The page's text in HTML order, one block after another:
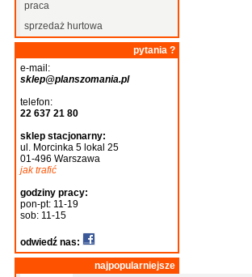
praca
sprzedaż hurtowa
pytania ?
e-mail:
sklep@planszomania.pl
telefon:
22 637 21 80
sklep stacjonarny:
ul. Morcinka 5 lokal 25
01-496 Warszawa
jak trafić
godziny pracy:
pon-pt: 11-19
sob: 11-15
odwiedź nas:
najpopularniejsze